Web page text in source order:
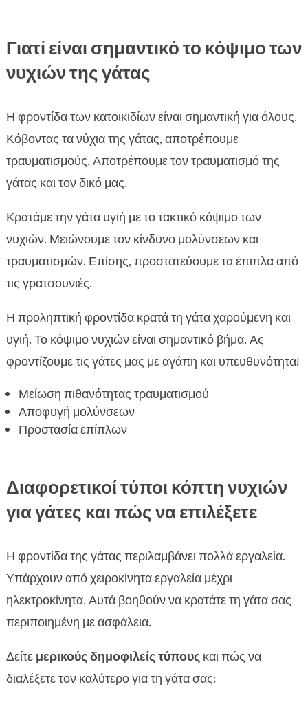
Γιατί είναι σημαντικό το κόψιμο των
νυχιών της γάτας
Η φροντίδα των κατοικιδίων είναι σημαντική για όλους.
Κόβοντας τα νύχια της γάτας, αποτρέπουμε
τραυματισμούς. Αποτρέπουμε τον τραυματισμό της
γάτας και τον δικό μας.
Κρατάμε την γάτα υγιή με το τακτικό κόψιμο των
νυχιών. Μειώνουμε τον κίνδυνο μολύνσεων και
τραυματισμών. Επίσης, προστατεύουμε τα έπιπλα από
τις γρατσουνιές.
Η προληπτική φροντίδα κρατά τη γάτα χαρούμενη και
υγιή. Το κόψιμο νυχιών είναι σημαντικό βήμα. Ας
φροντίζουμε τις γάτες μας με αγάπη και υπευθυνότητα!
Μείωση πιθανότητας τραυματισμού
Αποφυγή μολύνσεων
Προστασία επίπλων
Διαφορετικοί τύποι κόπτη νυχιών
για γάτες και πώς να επιλέξετε
Η φροντίδα της γάτας περιλαμβάνει πολλά εργαλεία.
Υπάρχουν από χειροκίνητα εργαλεία μέχρι
ηλεκτροκίνητα. Αυτά βοηθούν να κρατάτε τη γάτα σας
περιποιημένη με ασφάλεια.
Δείτε μερικούς δημοφιλείς τύπουςκαι πώς να
διαλέξετε τον καλύτερο για τη γάτα σας: